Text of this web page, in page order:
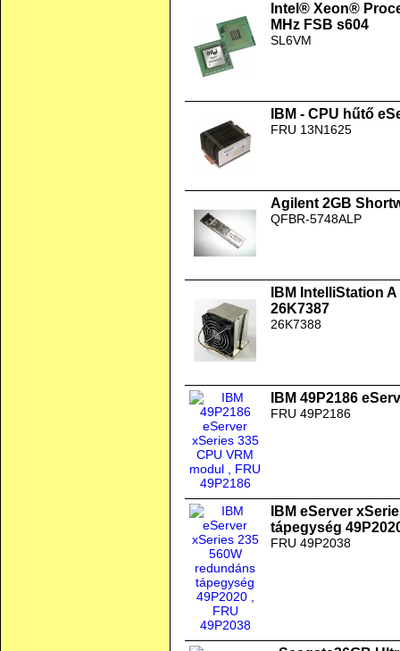
Intel® Xeon®
MHz FSB s604
SL6VM
IBM - CPU hűtő
FRU 13N1625
Agilent 2GB
QFBR-5748ALP
IBM IntelliStation
26K7387
26K7388
IBM 49P2186
FRU 49P2186
IBM eServer
tápegység
FRU 49P2038